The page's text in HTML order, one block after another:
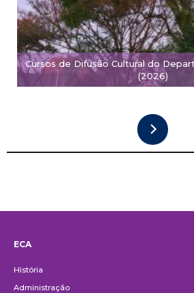
Cursos de Difusão Cultural do
(2026)
ECA
História
Administração